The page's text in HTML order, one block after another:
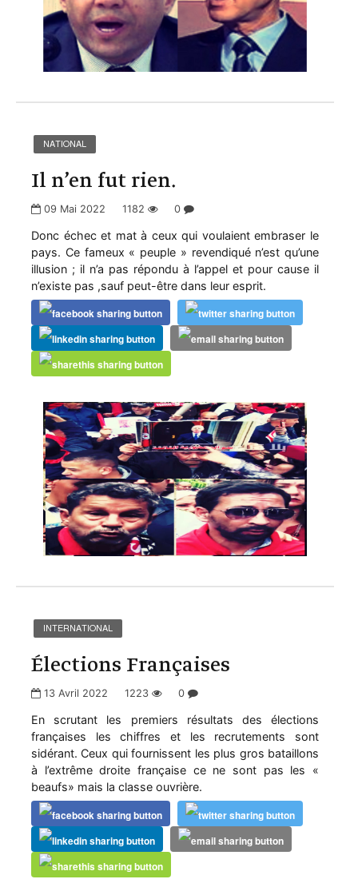
NATIONAL
Il n’en fut rien.
09 Mai 2022 1182 0
Donc échec et mat à ceux qui voulaient embraser le
pays. Ce fameux « peuple » revendiqué n’est qu’une
illusion ; il n’a pas répondu à l’appel et pour cause il
n’existe pas ,sauf peut-être dans leur esprit.
INTERNATIONAL
Élections Françaises
13 Avril 2022 1223 0
En scrutant les premiers résultats des élections
françaises les chiffres et les recrutements sont
sidérant. Ceux qui fournissent les plus gros bataillons
à l’extrême droite française ce ne sont pas les «
beaufs» mais la classe ouvrière.